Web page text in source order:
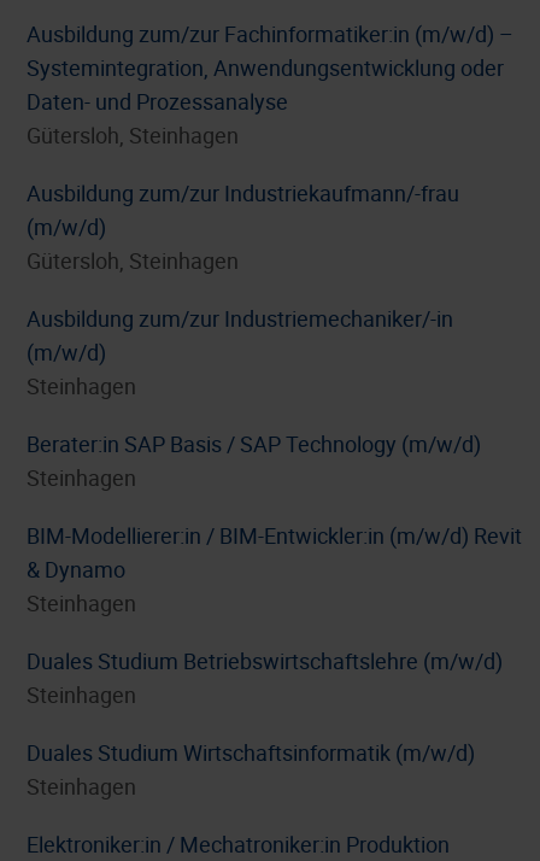
Ausbildung zum/zur Fachinformatiker:in (m/w/d) –
Systemintegration, Anwendungsentwicklung oder
Daten- und Prozessanalyse
Gütersloh, Steinhagen
Ausbildung zum/zur Industriekaufmann/-frau
(m/w/d)
Gütersloh, Steinhagen
Ausbildung zum/zur Industriemechaniker/-in
(m/w/d)
Steinhagen
Berater:in SAP Basis / SAP Technology (m/w/d)
Steinhagen
BIM-Modellierer:in / BIM-Entwickler:in (m/w/d) Revit
& Dynamo
Steinhagen
Duales Studium Betriebswirtschaftslehre (m/w/d)
Steinhagen
Duales Studium Wirtschaftsinformatik (m/w/d)
Steinhagen
Elektroniker:in / Mechatroniker:in Produktion